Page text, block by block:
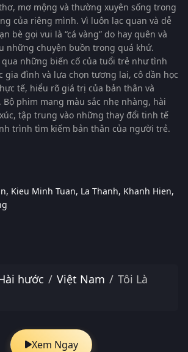
mơ mộng và thường xuyên sống trong
của riêng mình. Vì luôn lạc quan và dễ
bè gọi vui là “cá vàng” do hay quên và
những chuyện buồn trong quá khứ.
những biến cố của tuổi trẻ như tình
gia đình và lựa chọn tương lai, cô dần học
tế, hiểu rõ giá trị của bản thân và
phim mang màu sắc nhẹ nhàng, hài
tập trung vào những thay đổi tinh tế
trình tìm kiếm bản thân của người trẻ.
Kieu Minh Tuan La Thanh Khanh Hien
hước Việt Nam
Tôi Là
Xem Ngay